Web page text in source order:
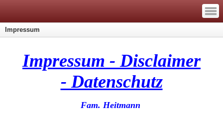
—
—
—
Impressum
Impressum - Disclaimer
- Datenschutz
Fam. Heitmann